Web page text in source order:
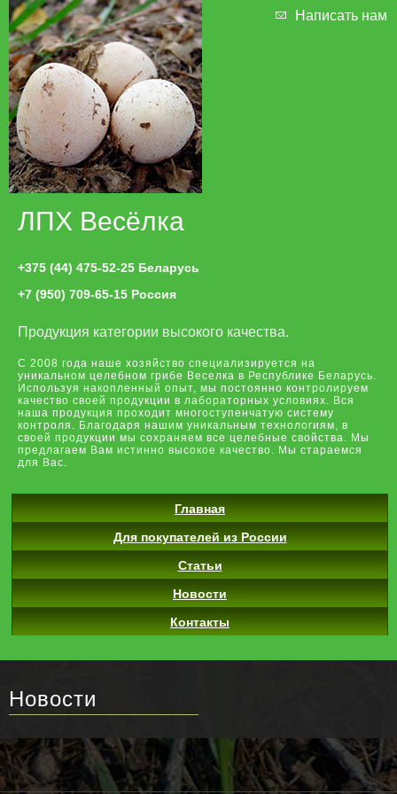
Написать нам
ЛПХ Весёлка
+375 (44) 475-52-25 Беларусь
+7 (950) 709-65-15 Россия
Продукция категории высокого качества.
С 2008 года наше хозяйство специализируется на
уникальном целебном грибе Веселка в Республике Беларусь.
Используя накопленный опыт, мы постоянно контролируем
качество своей продукции в лабораторных условиях. Вся
наша продукция проходит многоступенчатую систему
контроля. Благодаря нашим уникальным технологиям, в
своей продукции мы сохраняем все целебные свойства. Мы
предлагаем Вам истинно высокое качество. Мы стараемся
для Вас.
Главная
Для покупателей из России
Статьи
Новости
Контакты
Новости